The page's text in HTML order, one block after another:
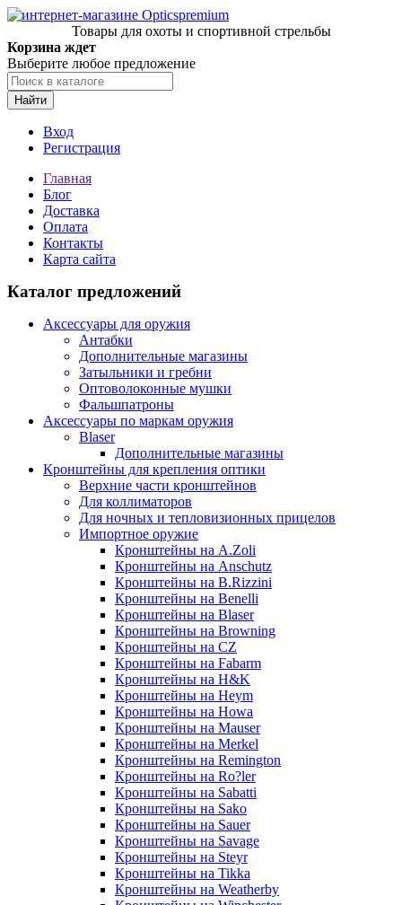
Товары для охоты и спортивной стрельбы
Корзина ждет
Выберите любое предложение
Найти
Вход
Регистрация
Главная
Блог
Доставка
Оплата
Контакты
Карта сайта
Каталог предложений
Аксессуары для оружия
Антабки
Дополнительные магазины
Затыльники и гребни
Оптоволоконные мушки
Фальшпатроны
Аксессуары по маркам оружия
Blaser
Дополнительные магазины
Кронштейны для крепления оптики
Верхние части кронштейнов
Для коллиматоров
Для ночных и тепловизионных прицелов
Импортное оружие
Кронштейны на A.Zoli
Кронштейны на Anschutz
Кронштейны на B.Rizzini
Кронштейны на Benelli
Кронштейны на Blaser
Кронштейны на Browning
Кронштейны на CZ
Кронштейны на Fabarm
Кронштейны на H&K
Кронштейны на Heym
Кронштейны на Howa
Кронштейны на Mauser
Кронштейны на Merkel
Кронштейны на Remington
Кронштейны на Ro?ler
Кронштейны на Sabatti
Кронштейны на Sako
Кронштейны на Sauer
Кронштейны на Savage
Кронштейны на Steyr
Кронштейны на Tikka
Кронштейны на Weatherby